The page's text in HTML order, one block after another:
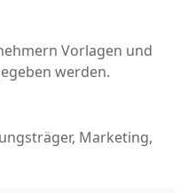
Vorlagen und
werden.
Marketing,